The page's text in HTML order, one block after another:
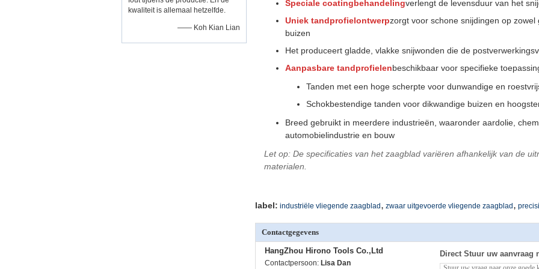
kwaliteit is allemaal hetzelfde.
—— Koh Kian Lian
Speciale coatingbehandelingverlengt de levensduur van het
Uniek tandprofielontwerpzorgt voor schone snijdingen op
buizen
Het produceert gladde, vlakke snijwonden die de
Aanpasbare tandprofielenbeschikbaar voor specifieke
Tanden met een hoge scherpte voor dunwandige en
Schokbestendige tanden voor dikwandige buizen en
Breed gebruikt in meerdere industrieën, waaronder aardolie,
automobielindustrie en bouw
Let op: De specificaties van het zaagblad variëren afhankelijk van de
materialen.
label: industriële vliegende zaagblad , zwaar uitgevoerde vliegende zaagblad ,
Contactgegevens
HangZhou Hirono Tools Co.,Ltd
Contactpersoon: Lisa Dan
Direct Stuur uw aanvraag